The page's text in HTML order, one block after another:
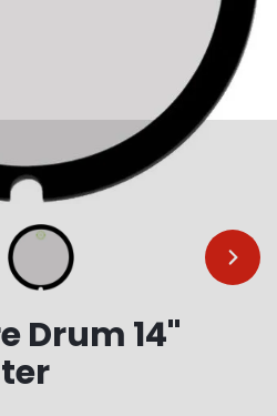
…
Drum 14"